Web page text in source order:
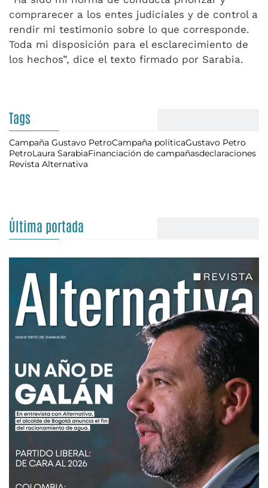
comprarecer a los entes judiciales y de control a
rendir mi testimonio sobre lo que corresponde.
Toda mi disposición para el esclarecimiento de
los hechos”, dice el texto firmado por Sarabia.
Tags
Campaña Gustavo PetroCampaña políticaGustavo Petro
PetroLaura SarabiaFinanciación de campañasdeclaraciones
Revista Alternativa
Última portada